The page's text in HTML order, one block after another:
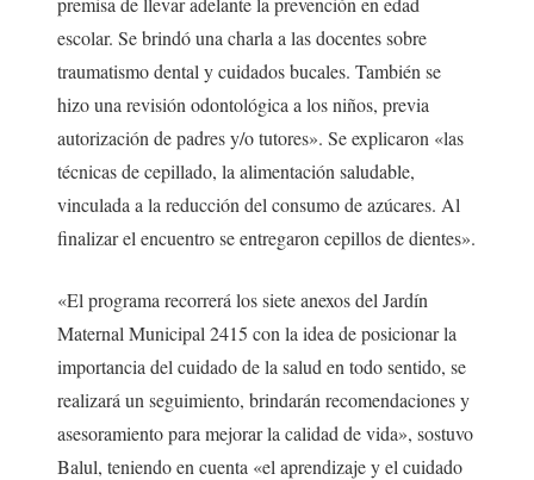
escolar. Se brindó una charla a las docentes sobre
traumatismo dental y cuidados bucales. También se
hizo una revisión odontológica a los niños, previa
autorización de padres y/o tutores». Se explicaron «las
técnicas de cepillado, la alimentación saludable,
vinculada a la reducción del consumo de azúcares. Al
finalizar el encuentro se entregaron cepillos de dientes».
«El programa recorrerá los siete anexos del Jardín
Maternal Municipal 2415 con la idea de posicionar la
importancia del cuidado de la salud en todo sentido, se
realizará un seguimiento, brindarán recomendaciones y
asesoramiento para mejorar la calidad de vida», sostuvo
Balul, teniendo en cuenta «el aprendizaje y el cuidado